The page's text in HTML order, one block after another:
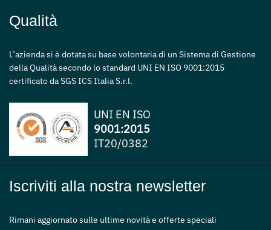
Qualità
L’azienda si è dotata su base volontaria di un Sistema di Gestione
della Qualità secondo lo standard UNI EN ISO 9001:2015
certificato da SGS ICS Italia S.r.l.
UNI EN ISO
9001:2015
IT20/0382
Iscriviti alla nostra newsletter
Rimani aggiornato sulle ultime novità e offerte speciali